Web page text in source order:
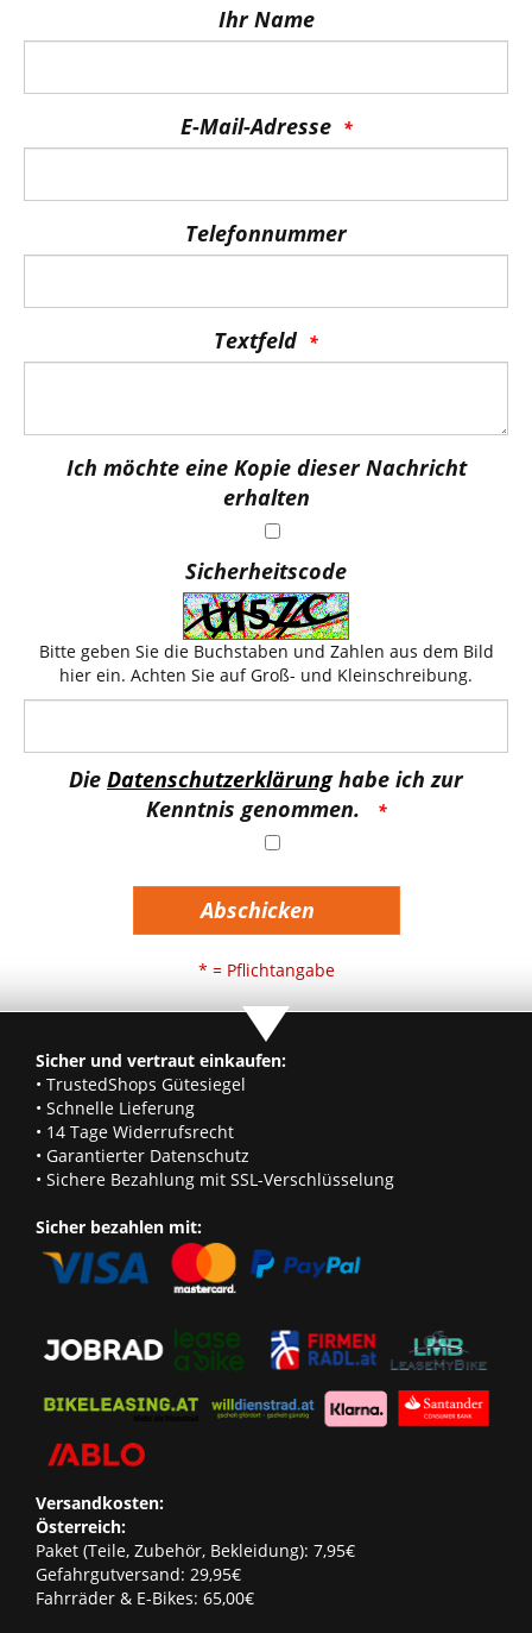
Ihr Name
E-Mail-Adresse
Telefonnummer
Textfeld
Ich möchte eine Kopie dieser Nachricht
erhalten
Sicherheitscode
Bitte geben Sie die Buchstaben und Zahlen aus dem Bild
hier ein. Achten Sie auf Groß- und Kleinschreibung.
Die Datenschutzerklärunghabe ich zur
Kenntnis genommen.
Abschicken
* = Pflichtangabe
Sicher und vertraut einkaufen:
• TrustedShops Gütesiegel
• Schnelle Lieferung
• 14 Tage Widerrufsrecht
• Garantierter Datenschutz
• Sichere Bezahlung mit SSL-Verschlüsselung
Sicher bezahlen mit:
Versandkosten:
Österreich:
Paket (Teile, Zubehör, Bekleidung): 7,95€
Gefahrgutversand: 29,95€
Fahrräder & E-Bikes: 65,00€